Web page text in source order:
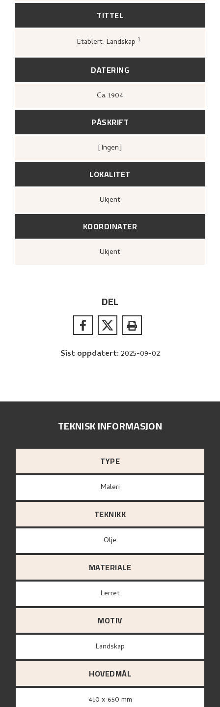
TITTEL
Etablert: Landskap 1
billede(Oslo: [s.n.], Kunstforeningen i
Oslo, 1936),[upag].
DATERING
Ca. 1904
PÅSKRIFT
[ingen]
LOKALITET
Ukjent
KOORDINATER
Ukjent
DEL
Sist oppdatert: 2025-09-02
TEKNISK INFORMASJON
TYPE
Maleri
TEKNIKK
Olje
MATERIALE
lerret
MOTIV
Landskap
HOVEDMÅL
410 x 650 mm